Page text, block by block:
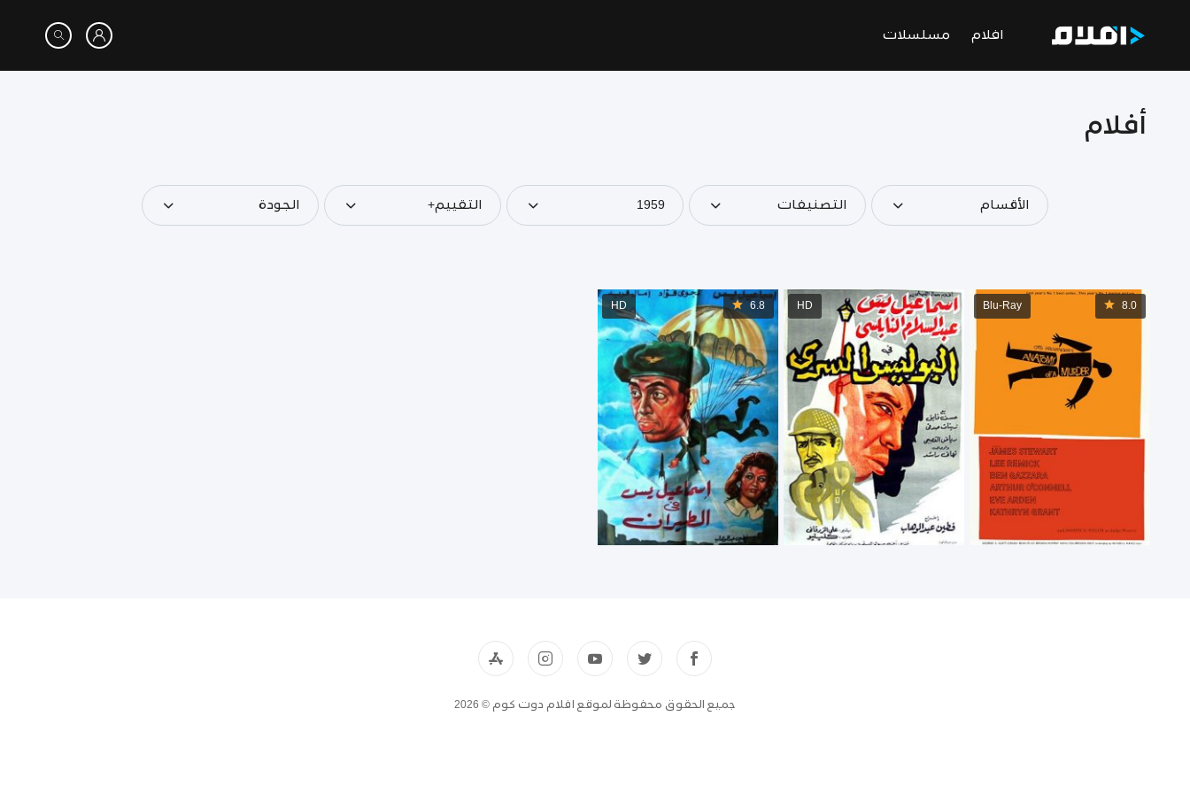
افلام مسلسلات
أفلام
الأقسام التصنيفات 1959 التقييم+ الجودة
8.0
Blu-Ray
HD
6.8
HD
جميع الحقوق محفوظة لموقع افلام دوت كوم © 2026